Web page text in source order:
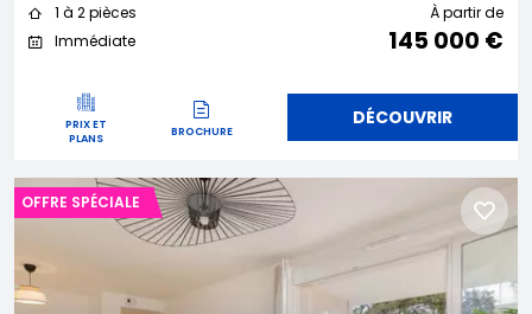
1 à 2 pièces
Immédiate
À partir de
145 000 €
PRIX ET
PLANS
BROCHURE
DÉCOUVRIR
OFFRE SPÉCIALE